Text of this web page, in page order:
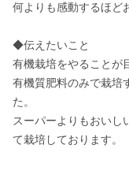
何よりも感動するほど
◆伝えたいこと
有機栽培をやることが
有機質肥料のみで栽培
た。
スーパーよりもおいし
て栽培しております。